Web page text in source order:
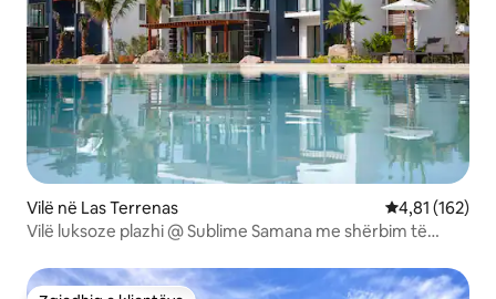
Vilë në Las Terrenas Vlerësimi
4,81 (162)
Vilë luksoze plazhi @ Sublime Samana me shërbim të